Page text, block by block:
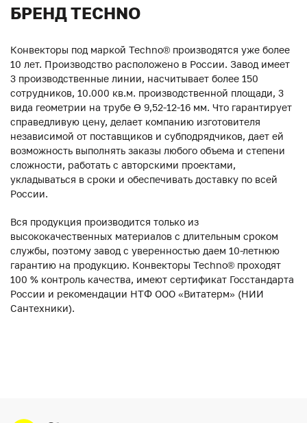
БРЕНД TECHNO
Конвекторы под маркой Techno® производятся уже более
10 лет. Производство расположено в России. Завод имеет
3 производственные линии, насчитывает более 150
сотрудников, 10.000 кв.м. производственной площади, 3
вида геометрии на трубе ϴ 9,52-12-16 мм. Что гарантирует
справедливую цену, делает компанию изготовителя
независимой от поставщиков и субподрядчиков, дает ей
возможность выполнять заказы любого объема и степени
сложности, работать с авторскими проектами,
укладываться в сроки и обеспечивать доставку по всей
России.
Вся продукция производится только из
высококачественных материалов с длительным сроком
службы, поэтому завод с уверенностью даем 10-летнюю
гарантию на продукцию. Конвекторы Techno® проходят
100 % контроль качества, имеют сертификат Госстандарта
России и рекомендации НТФ ООО «Витатерм» (НИИ
Сантехники).